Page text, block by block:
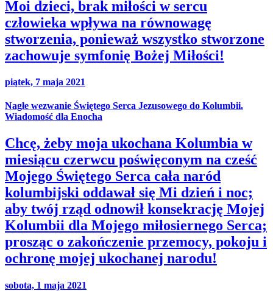
Moi dzieci, brak miłości w sercu
człowieka wpływa na równowagę
stworzenia, ponieważ wszystko stworzone
zachowuje symfonię Bożej Miłości!
piątek, 7 maja 2021
Nagłe wezwanie Świętego Serca Jezusowego do Kolumbii.
Wiadomość dla Enocha
Chcę, żeby moja ukochana Kolumbia w
miesiącu czerwcu poświęconym na cześć
Mojego Świętego Serca cała naród
kolumbijski oddawał się Mi dzień i noc;
aby twój rząd odnowił konsekrację Mojej
Kolumbii dla Mojego miłosiernego Serca;
prosząc o zakończenie przemocy, pokoju i
ochronę mojej ukochanej narodu!
sobota, 1 maja 2021